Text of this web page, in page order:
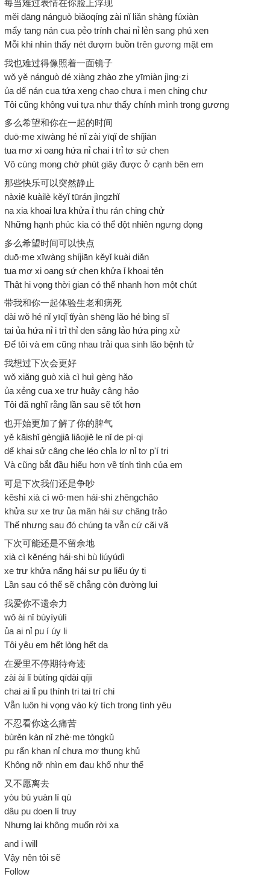
每当难过表情在你脸上浮现
měi dāng nánguò biǎoqíng zài nǐ liǎn shàng fúxiàn
mẩy tang nán cua pẻo trính chai nỉ lẻn sang phú xen
Mỗi khi nhìn thấy nét đượm buồn trên gương mặt em
我也难过得像照着一面镜子
wǒ yě nánguò dé xiàng zhào zhe yīmiàn jìng·zi
ủa dể nán cua tứa xeng chao chưa i men ching chư
Tôi cũng không vui tựa như thấy chính mình trong gương
多么希望和你在一起的时间
duō·me xīwàng hé nǐ zài yīqǐ de shíjiān
tua mơ xi oang hứa nỉ chai i trỉ tơ sứ chen
Vô cùng mong chờ phút giây được ở cạnh bên em
那些快乐可以突然静止
nàxiē kuàilè kěyǐ tūrán jìngzhǐ
na xia khoai lưa khửa ỉ thu rán ching chử
Những hạnh phúc kia có thể đột nhiên ngưng đọng
多么希望时间可以快点
duō·me xīwàng shíjiān kěyǐ kuài diǎn
tua mơ xi oang sứ chen khửa ỉ khoai tẻn
Thật hi vọng thời gian có thể nhanh hơn một chút
带我和你一起体验生老和病死
dài wǒ hé nǐ yīqǐ tǐyàn shēng lǎo hé bìng sǐ
tai ủa hứa nỉ i trỉ thỉ den sâng lảo hứa ping xử
Để tôi và em cũng nhau trải qua sinh lão bệnh tử
我想过下次会更好
wǒ xiǎng guò xià cì huì gèng hǎo
ủa xẻng cua xe trư huây câng hảo
Tôi đã nghĩ rằng lần sau sẽ tốt hơn
也开始更加了解了你的脾气
yě kāishǐ gèngjiā liǎojiě le nǐ de pí·qi
dể khai sử câng che léo chỉa lơ nỉ tơ p'í tri
Và cũng bắt đầu hiểu hơn về tính tình của em
可是下次我们还是争吵
kěshì xià cì wǒ·men hái·shi zhēngchǎo
khửa sư xe trư ủa mân hái sư châng trảo
Thế nhưng sau đó chúng ta vẫn cứ cãi vã
下次可能还是不留余地
xià cì kěnéng hái·shi bù liúyúdì
xe trư khửa nấng hái sư pu liếu úy ti
Lần sau có thể sẽ chẳng còn đường lui
我爱你不遗余力
wǒ ài nǐ bùyíyúlì
ủa ai nỉ pu í úy li
Tôi yêu em hết lòng hết dạ
在爱里不停期待奇迹
zài ài lǐ bùtíng qīdài qíjī
chai ai lỉ pu thính tri tai trí chi
Vẫn luôn hi vọng vào kỳ tích trong tình yêu
不忍看你这么痛苦
bùrěn kàn nǐ zhè·me tòngkǔ
pu rẩn khan nỉ chưa mơ thung khủ
Không nỡ nhìn em đau khổ như thế
又不愿离去
yòu bù yuàn lí qù
dâu pu doen lí truy
Nhưng lại không muốn rời xa
and i will
Vậy nên tôi sẽ
Follow